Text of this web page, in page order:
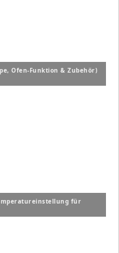
Ofen-Funktion & Zubehör)
für